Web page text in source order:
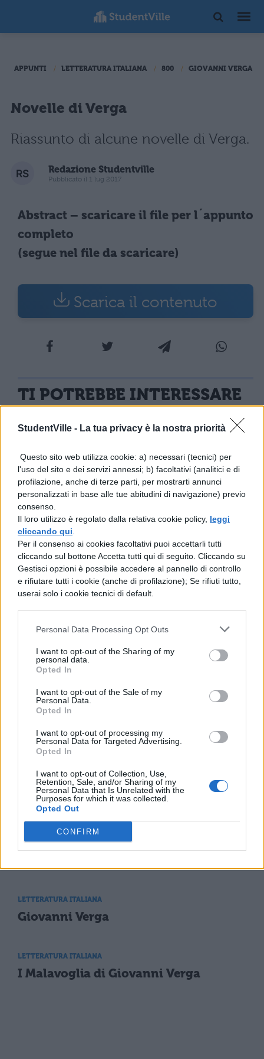
StudentVille - La tua privacy è la nostra priorità
Questo sito web utilizza cookie: a) necessari (tecnici) per
l'uso del sito e dei servizi annessi; b) facoltativi (analitici e di
profilazione, anche di terze parti, per mostrarti annunci
personalizzati in base alle tue abitudini di navigazione) previo
consenso.
Il loro utilizzo è regolato dalla relativa cookie policy, leggi
cliccando qui
Per il consenso ai cookies facoltativi puoi accettarli tutti
cliccando sul bottone Accetta tutti qui di seguito. Cliccando su
Gestisci opzioni è possibile accedere al pannello di controllo
e rifiutare tutti i cookie (anche di profilazione); Se rifiuti tutto,
userai solo i cookie tecnici di default.
Personal Data Processing Opt Outs
I want to opt-out of the Sharing of my
personal data.
Opted In
I want to opt-out of the Sale of my
Personal Data.
Opted In
I want to opt-out of processing my
Personal Data for Targeted Advertising.
Opted In
I want to opt-out of Collection, Use,
Retention, Sale, and/or Sharing of my
Personal Data that Is Unrelated with the
Purposes for which it was collected.
Opted Out
CONFIRM
APPUNTI LETTERATURA ITALIANA 800 GIOVANNI VERGA
Novelle di Verga
Riassunto di alcune novelle di Verga.
Redazione Studentville
Pubblicato il 1 lug 2017
Abstract – scaricare il file per l´appunto
completo
(segue nel file da scaricare)
Scarica il contenuto
TI POTREBBE INTERESSARE
Fantasticheria:
di Verga
Riassunto Nedda di
LETTERATURA ITALIANA
Qual è la posizione di
Verga nei confronti del
I Malavoglia
LETTERATURA ITALIANA
LETTERATURA ITALIANA
Giovanni Verga
LETTERATURA ITALIANA
I Malavoglia di Giovanni Verga